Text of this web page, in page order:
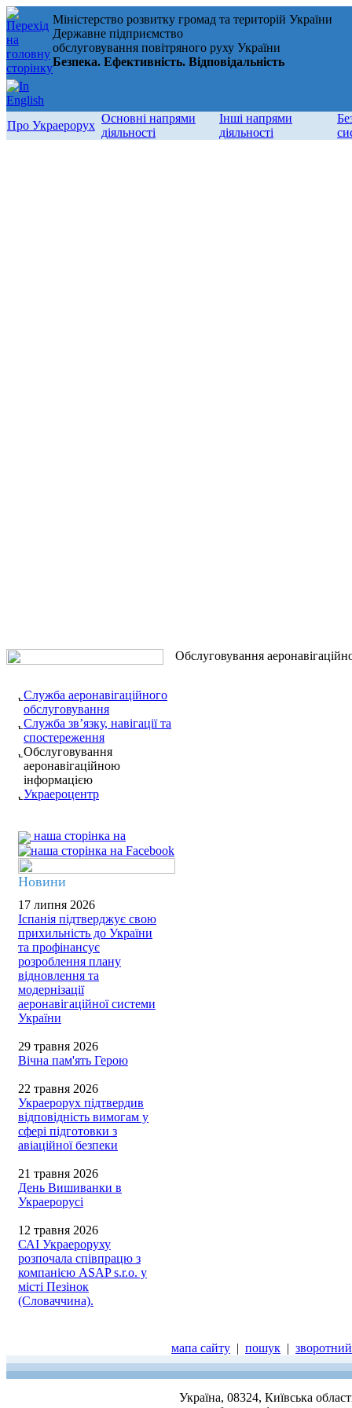
Міністерство розвитку громад та територій України
Державне підприємство
обслуговування повітряного руху України
Безпека. Ефективність. Відповідальність
Про Украерорух
Основні напрями
діяльності
Інші напрями
діяльності
Служба аеронавігаційного
обслуговування
Служба зв’язку, навігації та
спостереження
Обслуговування
аеронавігаційною
інформацією
Украероцентр
наша сторінка на
Новини
17 липня 2026
Іспанія підтверджує свою
прихильність до України
та профінансує
розроблення плану
відновлення та
модернізації
аеронавігаційної системи
України
29 травня 2026
Вічна пам'ять Герою
22 травня 2026
Украерорух підтвердив
відповідність вимогам у
сфері підготовки з
авіаційної безпеки
21 травня 2026
День Вишиванки в
Украерорусі
12 травня 2026
САІ Украероруху
розпочала співпрацю з
компанією ASAP s.r.o. у
місті Пезінок
(Словаччина).
Обслуговування
мапа сайту | пошук |
Україна, 08324, Київська